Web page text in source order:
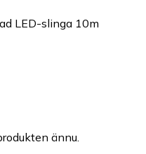
LED-slinga 10m
ännu.